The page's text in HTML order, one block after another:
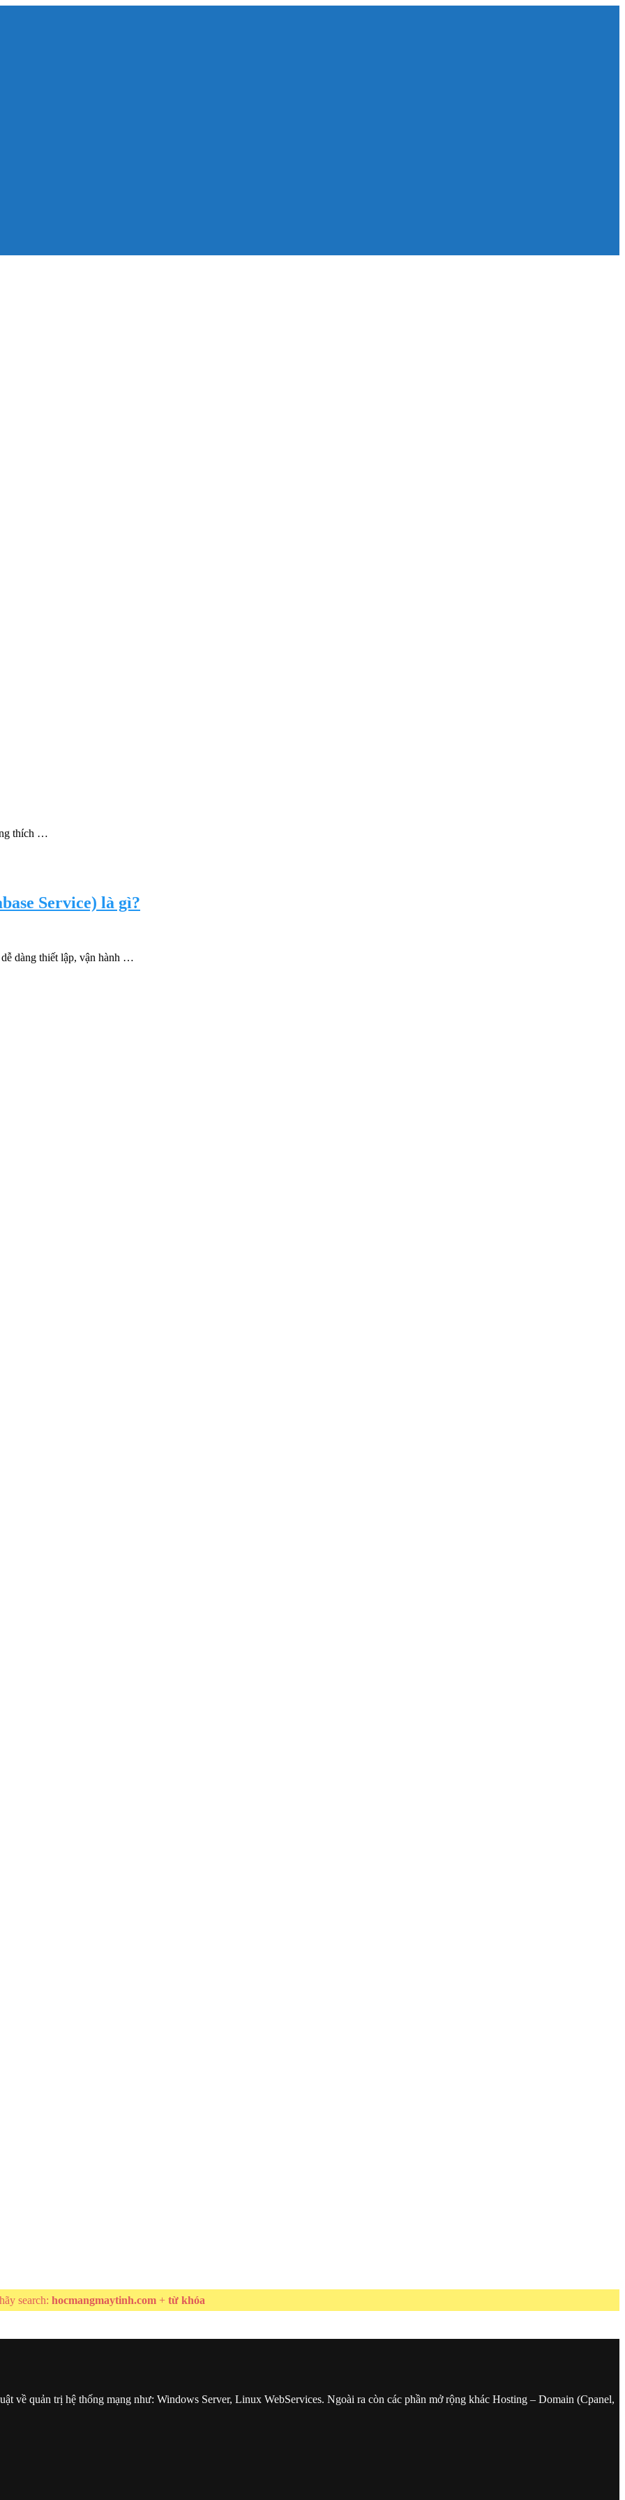
thích …
Service) là gì?
dàng thiết lập, vận hành …
search: hocmangmaytinh.com + từ khóa
về quản trị hệ thống mạng như: Windows Server, Linux WebServices. Ngoài ra còn các phần mở rộng khác Hosting – Domain (Cpanel,